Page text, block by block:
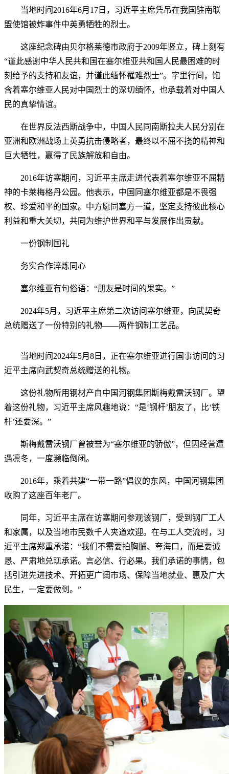
当地时间2016年6月17日，习近平主席凭吊在我国驻南联
盟使馆被炸事件中英勇牺牲的烈士。
这座纪念碑由贝尔格莱德市政府于2009年竖立，碑上刻有
“谨此感谢中华人民共和国在塞尔维亚共和国人民最困难的时
刻给予的支持和友谊，并谨此缅怀罹难烈士”。字里行间，饱
含着塞尔维亚人民对中国烈士的深切缅怀，也承载着对中国人
民的真挚情谊。
在世界反法西斯战争中，中国人民同南斯拉夫人民分别在
亚洲和欧洲战场上英勇抗击侵略者，最终以不屈不挠的精神和
巨大牺牲，赢得了民族解放和自由。
2016年访塞期间，习近平主席走进代表着塞尔维亚不屈精
神的卡莱梅格丹公园。他表示，中国同塞尔维亚都是不畏强
权、珍爱和平的国家。中方愿同塞方一道，坚定支持彼此核心
利益和重大关切，共同为维护世界和平与发展作出贡献。
一份钢制国礼
务实合作淬炼同心
塞尔维亚有句俗语：“朋友是时间的果实。”
2024年5月，习近平主席第二次访问塞尔维亚，向武契奇
总统赠送了一份特别的礼物——两件钢制工艺品。
当地时间2024年5月8日，正在塞尔维亚进行国事访问的习
近平主席向武契奇总统赠送的礼物。
这份礼物所用钢材产自中国河钢集团斯梅戴雷沃钢厂。望
着这份礼物，习近平主席风趣地说：“是‘钢杆’朋友了，比‘铁
杆’还要深。”
斯梅戴雷沃钢厂曾被誉为“塞尔维亚的骄傲”，但因经营遭
遇凛冬，一度濒临倒闭。
2016年，乘着共建“一带一路”倡议的东风，中国河钢集团
收购了这座百年老厂。
同年，习近平主席在访塞期间参观该钢厂，受到钢厂工人
和家属，以及当地市民数千人夹道欢迎。在与工人交流时，习
近平主席郑重承诺：“我们不需要拍胸脯、夸海口，而是要诚
恳、严肃地兑现承诺。言必信、行必果。我们承诺的事情，包
括引进先进技术、开拓更广阔市场、保障当地就业、惠及广大
民生，一定要做到。”